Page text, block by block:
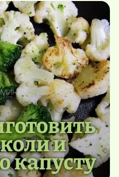
и
капусту